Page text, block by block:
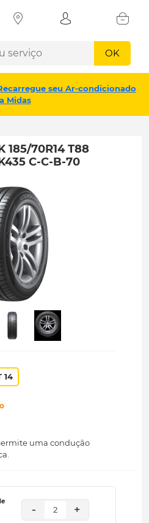
OK
seu Ar-condicionado
Midas
185/70R14 T88
C-C-B-70
14
uma condução
- 2 +